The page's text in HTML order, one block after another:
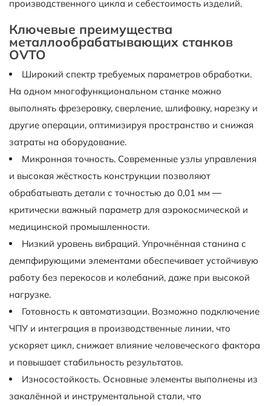
производственного цикла и себестоимость изделий.
Ключевые преимущества
металлообрабатывающих станков
OVTO
Широкий спектр требуемых параметров обработки.
На одном многофункциональном станке можно
выполнять фрезеровку, сверление, шлифовку, нарезку и
другие операции, оптимизируя пространство и снижая
затраты на оборудование.
Микронная точность. Современные узлы управления
и высокая жёсткость конструкции позволяют
обрабатывать детали с точностью до 0,01 мм —
критически важный параметр для аэрокосмической и
медицинской промышленности.
Низкий уровень вибраций. Упрочнённая станина с
демпфирующими элементами обеспечивает устойчивую
работу без перекосов и колебаний, даже при высокой
нагрузке.
Готовность к автоматизации. Возможно подключение
ЧПУ и интеграция в производственные линии, что
ускоряет цикл, снижает влияние человеческого фактора
и повышает стабильность результатов.
Износостойкость. Основные элементы выполнены из
закалённой и инструментальной стали, что